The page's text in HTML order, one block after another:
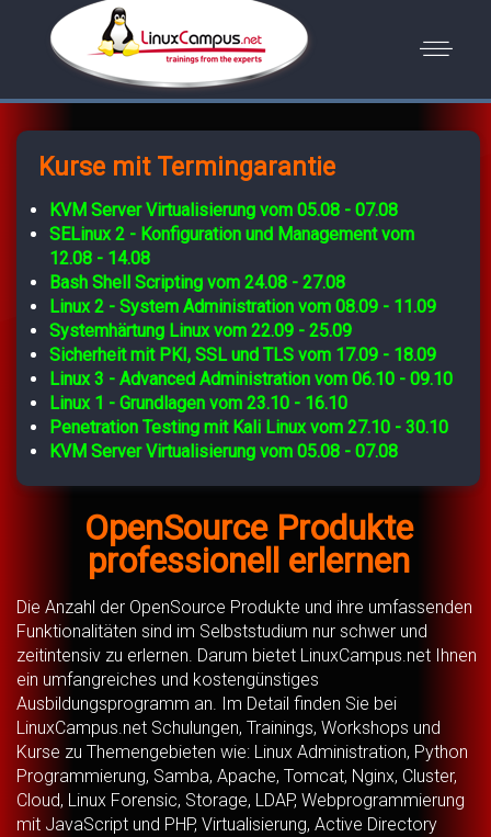
Kurse mit Termingarantie
KVM Server Virtualisierung vom 05.08 - 07.08
SELinux 2 - Konfiguration und Management vom
12.08 - 14.08
Bash Shell Scripting vom 24.08 - 27.08
Linux 2 - System Administration vom 08.09 - 11.09
Systemhärtung Linux vom 22.09 - 25.09
Sicherheit mit PKI, SSL und TLS vom 17.09 - 18.09
Linux 3 - Advanced Administration vom 06.10 - 09.10
Linux 1 - Grundlagen vom 23.10 - 16.10
Penetration Testing mit Kali Linux vom 27.10 - 30.10
KVM Server Virtualisierung vom 05.08 - 07.08
OpenSource Produkte
professionell erlernen
Die Anzahl der OpenSource Produkte und ihre umfassenden
Funktionalitäten sind im Selbststudium nur schwer und
zeitintensiv zu erlernen. Darum bietet LinuxCampus.net Ihnen
ein umfangreiches und kostengünstiges
Ausbildungsprogramm an. Im Detail finden Sie bei
LinuxCampus.net Schulungen, Trainings, Workshops und
Kurse zu Themengebieten wie: Linux Administration, Python
Programmierung, Samba, Apache, Tomcat, Nginx, Cluster,
Cloud, Linux Forensic, Storage, LDAP, Webprogrammierung
mit JavaScript und PHP, Virtualisierung, Active Directory